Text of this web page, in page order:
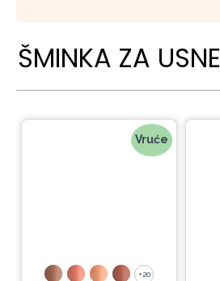
ŠMINKA ZA USNE
Vruće
+20
+20